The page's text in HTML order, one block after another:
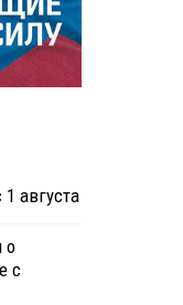
августа
о
с